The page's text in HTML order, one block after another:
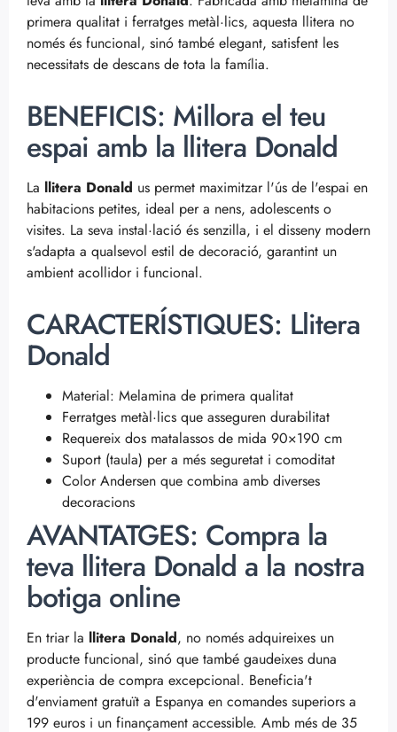
primera qualitat i ferratges metàl·lics, aquesta llitera no
només és funcional, sinó també elegant, satisfent les
necessitats de descans de tota la família.
BENEFICIS: Millora el teu
espai amb la llitera Donald
La llitera Donald us permet maximitzar l'ús de l'espai en
habitacions petites, ideal per a nens, adolescents o
visites. La seva instal·lació és senzilla, i el disseny modern
s'adapta a qualsevol estil de decoració, garantint un
ambient acollidor i funcional.
CARACTERÍSTIQUES: Llitera
Donald
Material: Melamina de primera qualitat
Ferratges metàl·lics que asseguren durabilitat
Requereix dos matalassos de mida 90×190 cm
Suport (taula) per a més seguretat i comoditat
Color Andersen que combina amb diverses
decoracions
AVANTATGES: Compra la
teva llitera Donald a la nostra
botiga online
En triar la llitera Donald, no només adquireixes un
producte funcional, sinó que també gaudeixes duna
experiència de compra excepcional. Beneficia't
d'enviament gratuït a Espanya en comandes superiors a
199 euros i un finançament accessible. Amb més de 35